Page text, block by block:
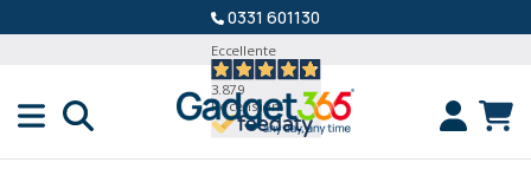
0331 601130
Eccellente
3.879
Recensioni